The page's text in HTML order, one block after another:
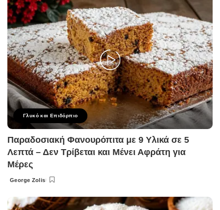
Γλυκό και Επιδόρπιο
Παραδοσιακή Φανουρόπιτα με 9 Υλικά σε 5
Λεπτά – Δεν Τρίβεται και Μένει Αφράτη για
Μέρες
Posted
George Zolis